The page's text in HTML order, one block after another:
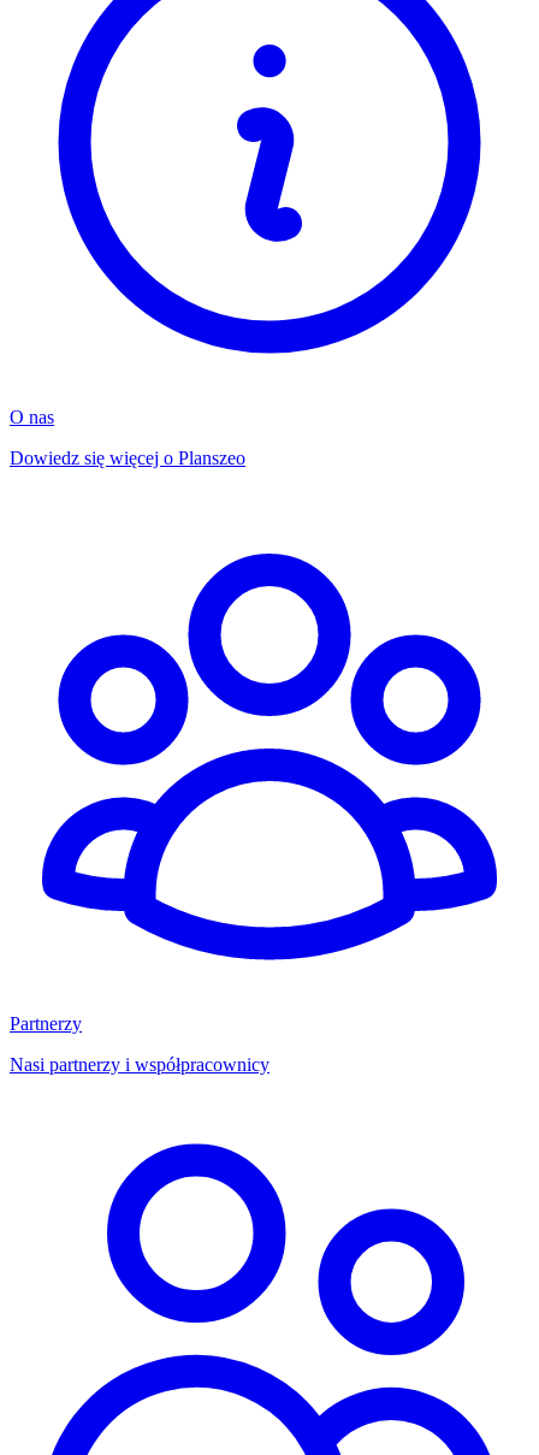
O nas
Dowiedz się więcej o Planszeo
Partnerzy
Nasi partnerzy i współpracownicy